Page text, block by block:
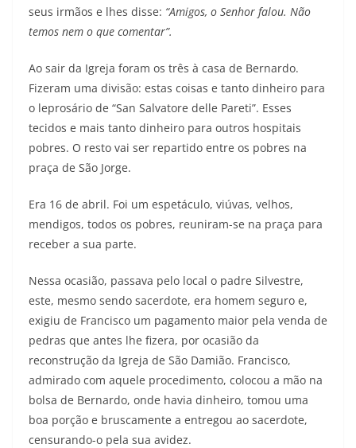
seus irmãos e lhes disse: “Amigos, o Senhor falou. Não
temos nem o que comentar”.
Ao sair da Igreja foram os três à casa de Bernardo.
Fizeram uma divisão: estas coisas e tanto dinheiro para
o leprosário de “San Salvatore delle Pareti”. Esses
tecidos e mais tanto dinheiro para outros hospitais
pobres. O resto vai ser repartido entre os pobres na
praça de São Jorge.
Era 16 de abril. Foi um espetáculo, viúvas, velhos,
mendigos, todos os pobres, reuniram-se na praça para
receber a sua parte.
Nessa ocasião, passava pelo local o padre Silvestre,
este, mesmo sendo sacerdote, era homem seguro e,
exigiu de Francisco um pagamento maior pela venda de
pedras que antes lhe fizera, por ocasião da
reconstrução da Igreja de São Damião. Francisco,
admirado com aquele procedimento, colocou a mão na
bolsa de Bernardo, onde havia dinheiro, tomou uma
boa porção e bruscamente a entregou ao sacerdote,
censurando-o pela sua avidez.